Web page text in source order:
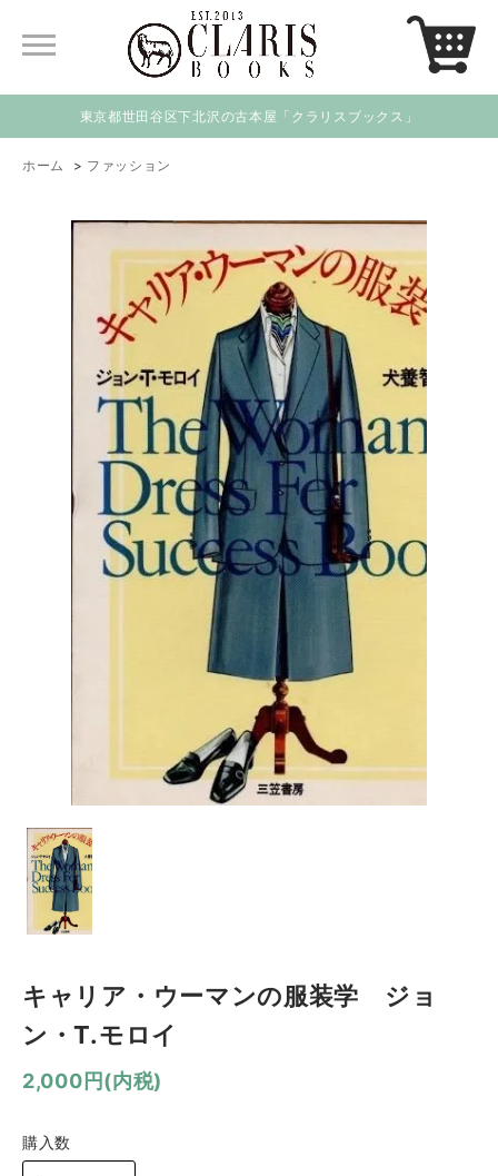
東京都世田谷区下北沢の古本屋「クラリスブックス」
ホーム > ファッション
キャリア・ウーマンの服装学 ジョ
ン・T.モロイ
2,000円(内税)
購入数